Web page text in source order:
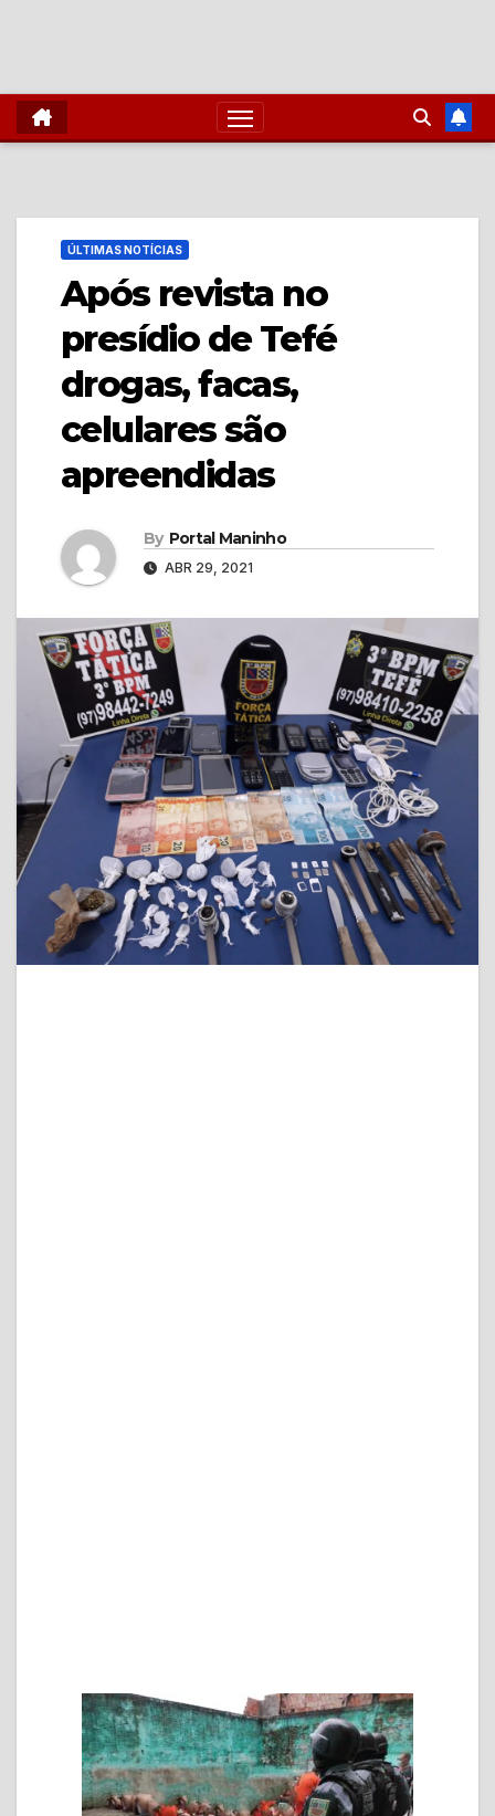
ÚLTIMAS NOTÍCIAS
Após revista no
presídio de Tefé
drogas, facas,
celulares são
apreendidas
By Portal Maninho
ABR 29, 2021